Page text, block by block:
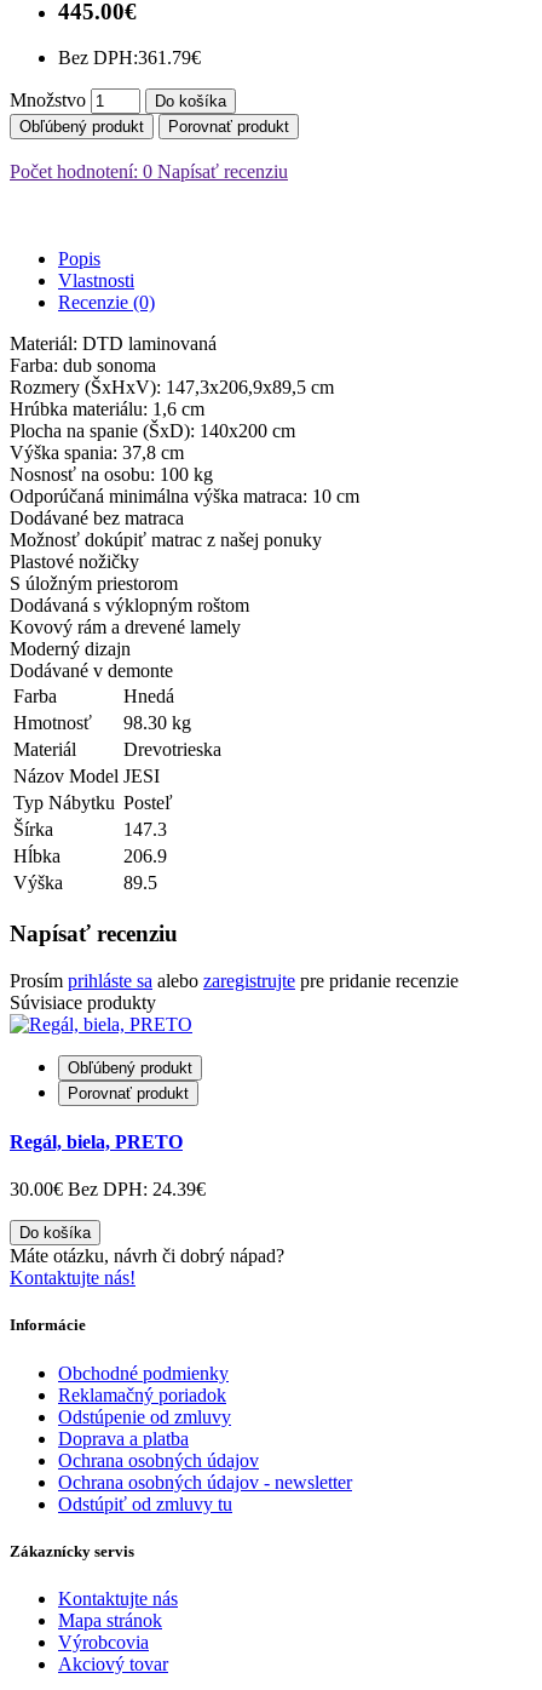
445.00€
Bez DPH:361.79€
Množstvo
Do košíka
Obľúbený produkt
Porovnať produkt
Počet hodnotení: 0 Napísať recenziu
Popis
Vlastnosti
Recenzie (0)
Materiál: DTD laminovaná
Farba: dub sonoma
Rozmery (ŠxHxV): 147,3x206,9x89,5 cm
Hrúbka materiálu: 1,6 cm
Plocha na spanie (ŠxD): 140x200 cm
Výška spania: 37,8 cm
Nosnosť na osobu: 100 kg
Odporúčaná minimálna výška matraca: 10 cm
Dodávané bez matraca
Možnosť dokúpiť matrac z našej ponuky
Plastové nožičky
S úložným priestorom
Dodávaná s výklopným roštom
Kovový rám a drevené lamely
Moderný dizajn
Dodávané v demonte
Farba
Hnedá
Hmotnosť
98.30 kg
Materiál
Drevotrieska
Názov Model JESI
Typ Nábytku Posteľ
Šírka
147.3
Hĺbka
206.9
Výška
89.5
Napísať recenziu
Prosím prihláste sa alebo zaregistrujte pre pridanie recenzie
Súvisiace produkty
Obľúbený produkt
Porovnať produkt
Regál, biela, PRETO
30.00€ Bez DPH: 24.39€
Do košíka
Máte otázku, návrh či dobrý nápad?
Kontaktujte nás!
Informácie
Obchodné podmienky
Reklamačný poriadok
Odstúpenie od zmluvy
Doprava a platba
Ochrana osobných údajov
Ochrana osobných údajov - newsletter
Odstúpiť od zmluvy tu
Zákaznícky servis
Kontaktujte nás
Mapa stránok
Výrobcovia
Akciový tovar